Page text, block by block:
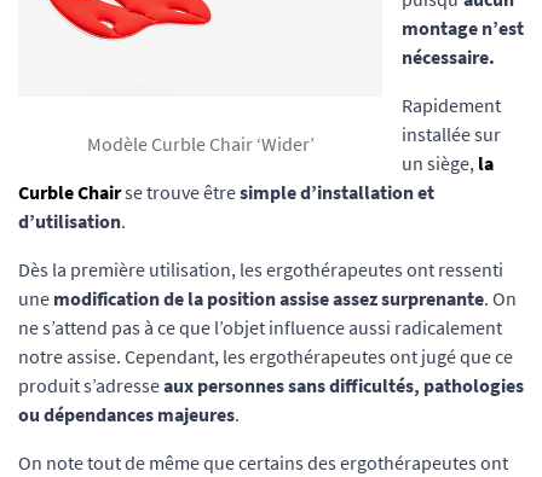
Modèle Curble Chair ‘Wider’
montage n’est
nécessaire.
Rapidement
installée sur
un siège, la
Curble Chairse trouve êtresimple d’installation et
d’utilisation.
Dès la première utilisation, les ergothérapeutes ont ressenti
une modification de la position assise assez surprenante. On
ne s’attend pas à ce que l’objet influence aussi radicalement
notre assise. Cependant, les ergothérapeutes ont jugé que ce
produit s’adresseaux personnes sans difficultés, pathologies
ou dépendances majeures.
On note tout de même que certains des ergothérapeutes ont